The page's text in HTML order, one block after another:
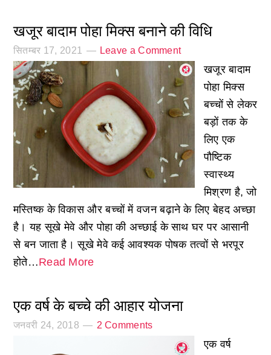
खजूर बादाम पोहा मिक्स बनाने की विधि
सितम्बर 17, 2021 Leave a Comment
खजूर बादाम
पोहा मिक्स
बच्चों से लेकर
बड़ों तक के
लिए एक
पौष्टिक
स्वास्थ्य
मिश्रण है, जो
मस्तिष्क के विकास और बच्चों में वजन बढ़ाने के लिए बेहद अच्छा
है। यह सूखे मेवे और पोहा की अच्छाई के साथ घर पर आसानी
से बन जाता है। सूखे मेवे कई आवश्यक पोषक तत्वों से भरपूर
होते…Read More
एक वर्ष के बच्चे की आहार योजना
जनवरी 24, 2018 2 Comments
एक वर्ष